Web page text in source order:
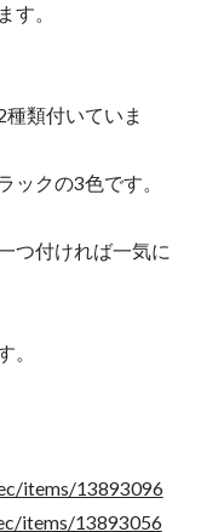
す。
類付いていま
ックの3色です。
つ付ければ一気に
。
items/13893096
items/13893056